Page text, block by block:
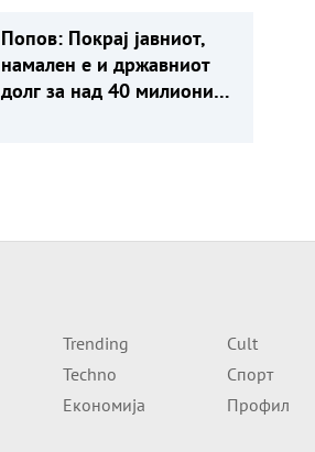
Попов: Покрај јавниот,
намален е и државниот
долг за над 40 милиони
Trending
Techno
Економија
Cult
Спорт
Профил